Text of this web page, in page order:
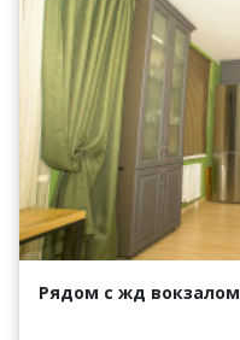
Рядом с жд вокзалом